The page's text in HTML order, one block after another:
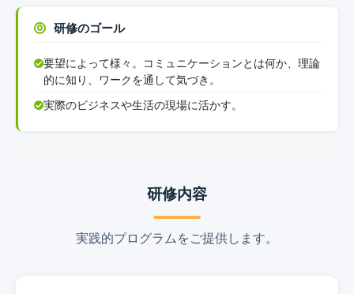
研修のゴール
要望によって様々。コミュニケーションとは何か、理論
的に知り、ワークを通して気づき。
実際のビジネスや生活の現場に活かす。
研修内容
実践的プログラムをご提供します。